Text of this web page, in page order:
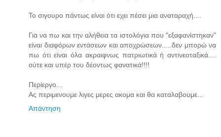
Το σιγουρο πάντως είναι ότι εχει πέσει μια αναταραχή....
Για να πω και την αλήθεια τα ιστολόγια που "εξαφανίστηκαν"
είναι διαφόρων εντάσεων και αποχρώσεων.....δεν μπορώ να
πω ότι είναι όλα ακραιφνως πατριωτικά ή αντινεοταξικά....
ούτε και υπέρ του δέοντως φανατικά!!!!
Περίεργο...
Ας περιμενουμε λιγες μερες ακομα και θα καταλαβουμε...
Απάντηση